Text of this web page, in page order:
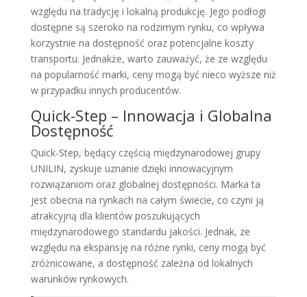
względu na tradycję i lokalną produkcję. Jego podłogi
dostępne są szeroko na rodzimym rynku, co wpływa
korzystnie na dostępność oraz potencjalne koszty
transportu. Jednakże, warto zauważyć, że ze względu
na popularność marki, ceny mogą być nieco wyższe niż
w przypadku innych producentów.
Quick-Step – Innowacja i Globalna
Dostępność
Quick-Step, będący częścią międzynarodowej grupy
UNILIN, zyskuje uznanie dzięki innowacyjnym
rozwiązaniom oraz globalnej dostępności. Marka ta
jest obecna na rynkach na całym świecie, co czyni ją
atrakcyjną dla klientów poszukujących
międzynarodowego standardu jakości. Jednak, ze
względu na ekspansję na różne rynki, ceny mogą być
zróżnicowane, a dostępność zależna od lokalnych
warunków rynkowych.